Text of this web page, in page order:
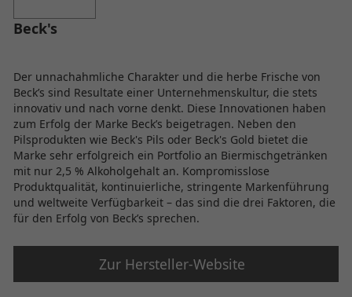
Beck's
Der unnachahmliche Charakter und die herbe Frische von
Beck’s sind Resultate einer Unternehmenskultur, die stets
innovativ und nach vorne denkt. Diese Innovationen haben
zum Erfolg der Marke Beck’s beigetragen. Neben den
Pilsprodukten wie Beck's Pils oder Beck's Gold bietet die
Marke sehr erfolgreich ein Portfolio an Biermischgetränken
mit nur 2,5 % Alkoholgehalt an. Kompromisslose
Produktqualität, kontinuierliche, stringente Markenführung
und weltweite Verfügbarkeit – das sind die drei Faktoren, die
für den Erfolg von Beck’s sprechen.
Zur Hersteller-Website